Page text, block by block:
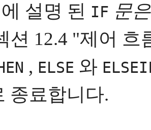
설명 된 IF 문은
션 12.4 "제어 흐
, ELSE 와
종료합니다.